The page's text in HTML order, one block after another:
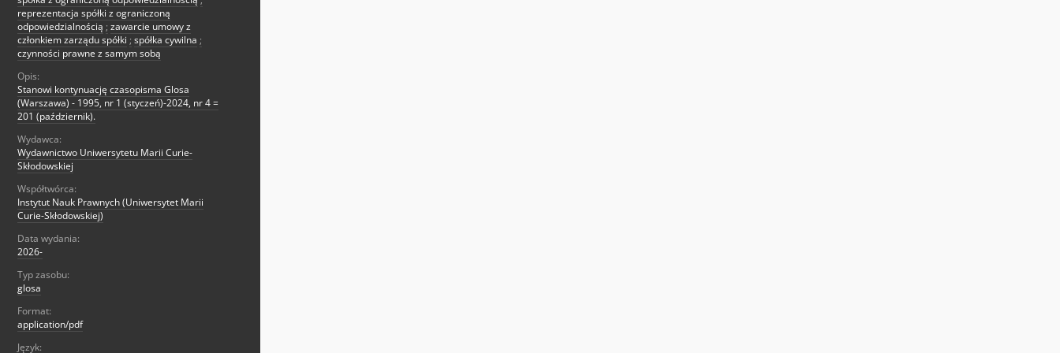
reprezentacja spółki z ograniczoną
odpowiedzialnością ; zawarcie umowy z
członkiem zarządu spółki ; spółka cywilna ;
czynności prawne z samym sobą
Opis:
Stanowi kontynuację czasopisma Glosa
(Warszawa) - 1995, nr 1 (styczeń)-2024, nr 4 =
201 (październik).
Wydawca:
Wydawnictwo Uniwersytetu Marii Curie-
Skłodowskiej
Współtwórca:
Instytut Nauk Prawnych (Uniwersytet Marii
Curie-Skłodowskiej)
Data wydania:
2026-
Typ zasobu:
glosa
Format:
application/pdf
Język: